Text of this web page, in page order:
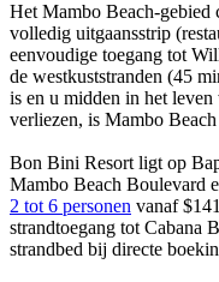
Het Mambo Beach-gebied
volledig uitgaansstrip
eenvoudige toegang tot
de westkuststranden (45
is en u midden in het
verliezen, is Mambo
Bon Bini Resort ligt op
Mambo Beach Boulevard
2 tot 6 personen vanaf
strandtoegang tot Cabana
strandbed bij directe